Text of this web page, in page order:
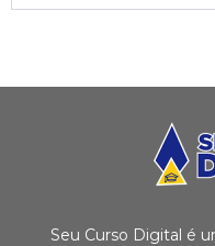
Seu Curso Digital é